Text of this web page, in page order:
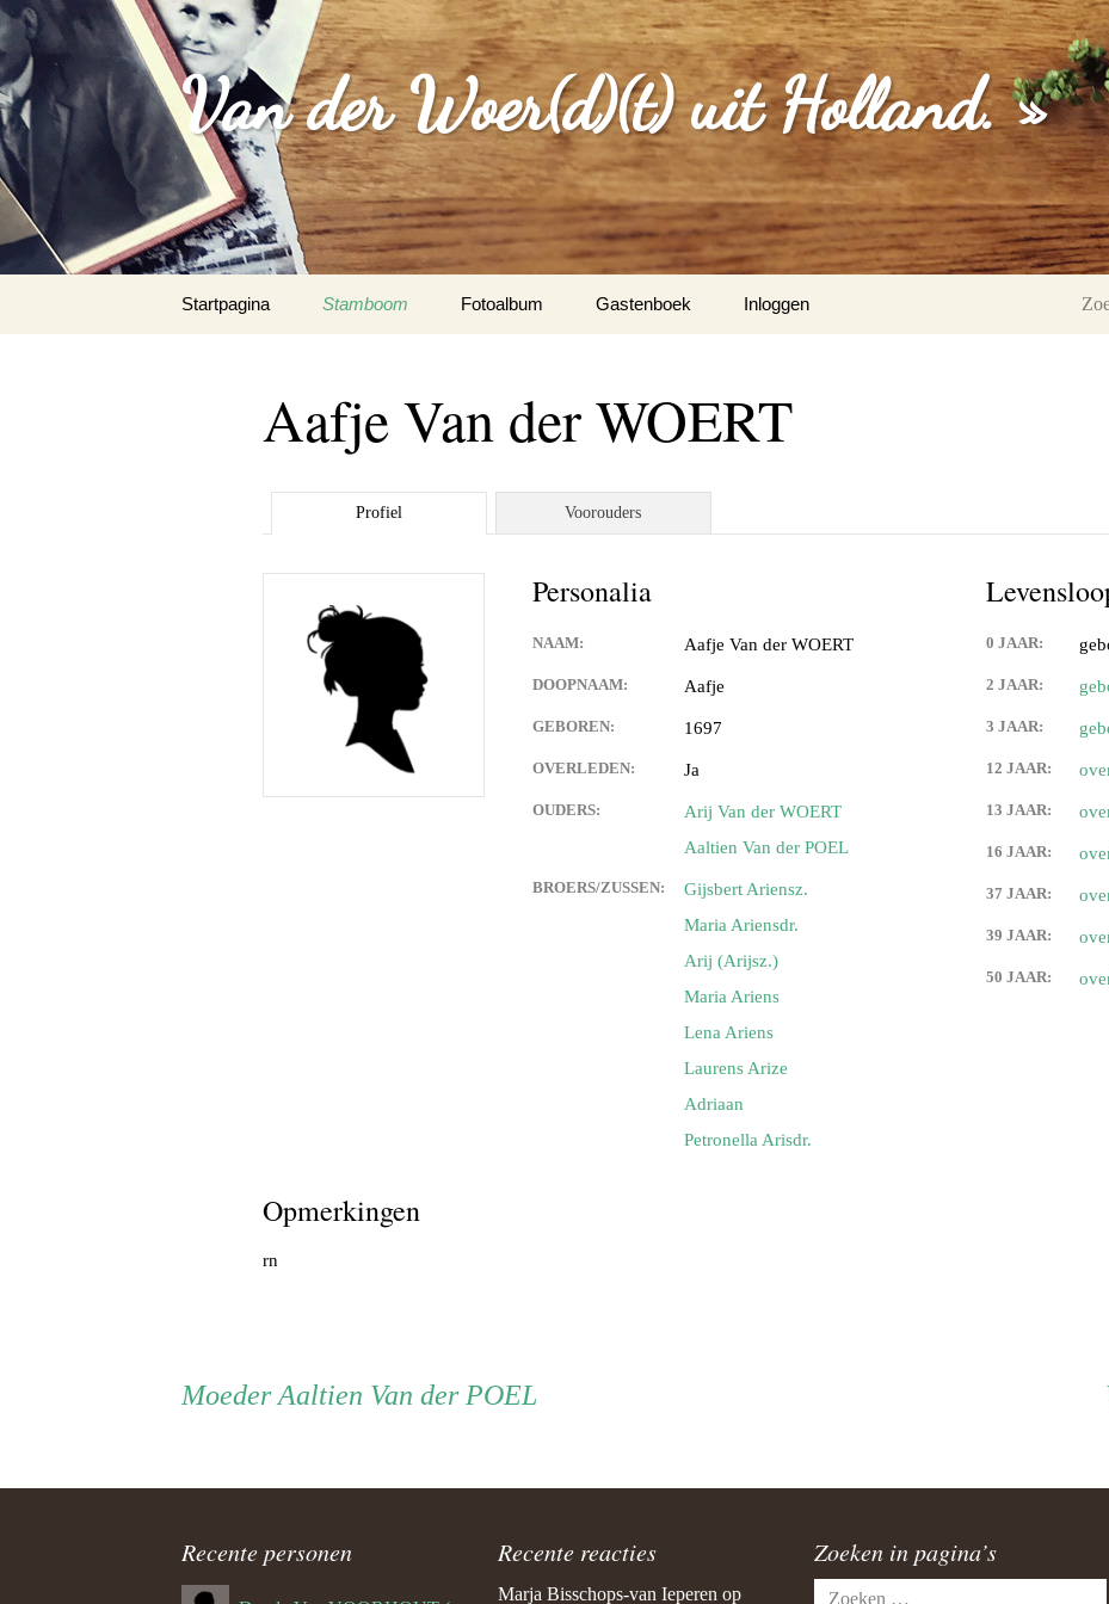
Van der Woer(d)(t) uit Holland. »
naar
Startpagina Stamboom Fotoalbum
FAMILIEBERICHTEN
Gastenboek
Inloggen
Aafje Van der WOERT
Profiel Voorouders
Personalia
NAAM: Aafje Van der WOERT
DOOPNAAM: Aafje
GEBOREN: 1697
OVERLEDEN: Ja
OUDERS:
Arij Van der WOERT
Aaltien Van der POEL
BROERS/ZUSSEN:
Gijsbert Ariensz.
Maria Ariensdr.
Arij (Arijsz.)
Maria Ariens
Lena Ariens
Laurens Arize
Adriaan
Petronella Arisdr.
0 JAAR:
2 JAAR:
3 JAAR:
12 JAAR:
13 JAAR:
16 JAAR:
37 JAAR:
39 JAAR:
50 JAAR:
Opmerkingen
rn
Persoon
ouder
navigatie
Moeder Moeder
Aaltien Van der POEL
Recente personen Recente reacties
Marja Bisschops-van Ieperen op
Zoeken in pagina’s
Zoeken